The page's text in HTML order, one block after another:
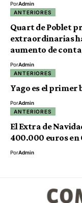
PorAdmin
ANTERIORES
Quart de Poblet
extraordinarias
aumento de
PorAdmin
ANTERIORES
Yago es el primer
PorAdmin
ANTERIORES
El Extra de
400.000 euros en
PorAdmin